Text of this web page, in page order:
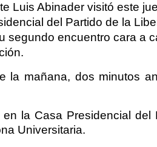
Luis Abinader visitó este
del Partido de la
segundo encuentro cara a
la mañana, dos minutos
la Casa Presidencial del
Universitaria.